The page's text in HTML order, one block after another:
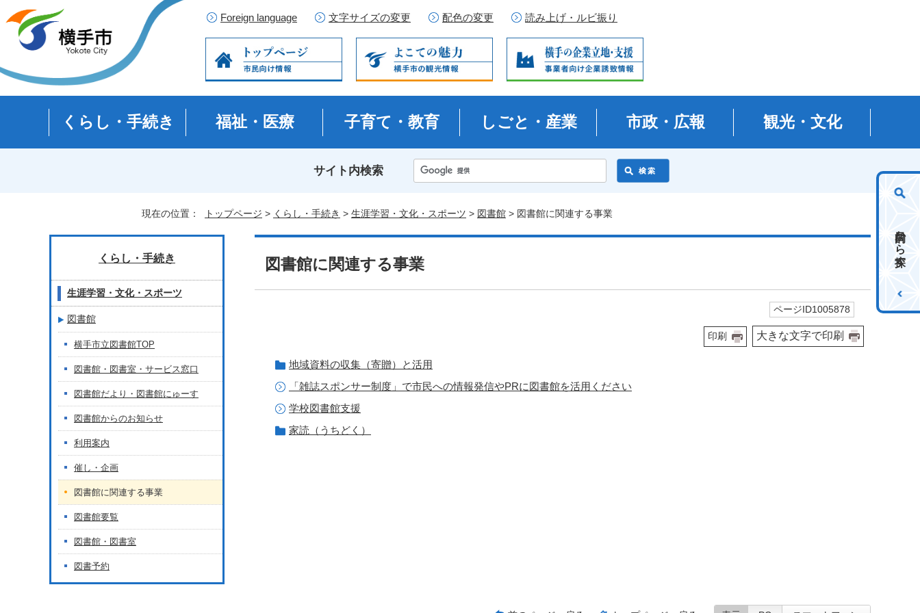
Foreign language 文字サイズの変更 配色の変更 読み上げ・ルビ振り
くらし・手続き 福祉・医療 子育て・教育 しごと・産業 市政・広報 観光・文化
サイト内検索
目的から探す
現在の位置： トップページ > くらし・手続き > 生涯学習・文化・スポーツ > 図書館 > 図書館に関連する事業
図書館に関連する事業
ページID1005878
印刷 大きな文字で印刷
地域資料の収集（寄贈）と活用
「雑誌スポンサー制度」で市民への情報発信やPRに図書館を活用ください
学校図書館支援
家読（うちどく）
くらし・手続き
生涯学習・文化・スポーツ
図書館
横手市立図書館TOP
図書館・図書室・サービス窓口
図書館だより・図書館にゅーす
図書館からのお知らせ
利用案内
催し・企画
図書館に関連する事業
図書館要覧
図書館・図書室
図書予約